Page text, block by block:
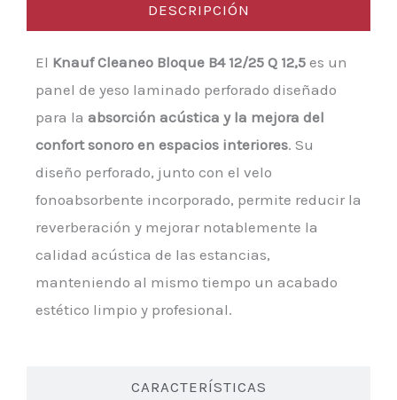
DESCRIPCIÓN
CARACTERÍSTICAS
El Knauf Cleaneo Bloque B4 12/25 Q 12,5 es un
panel de yeso laminado perforado diseñado
para la absorción acústica y la mejora del
confort sonoro en espacios interiores. Su
diseño perforado, junto con el velo
fonoabsorbente incorporado, permite reducir la
reverberación y mejorar notablemente la
calidad acústica de las estancias,
manteniendo al mismo tiempo un acabado
estético limpio y profesional.